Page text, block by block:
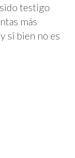
testigo
más
si bien no es